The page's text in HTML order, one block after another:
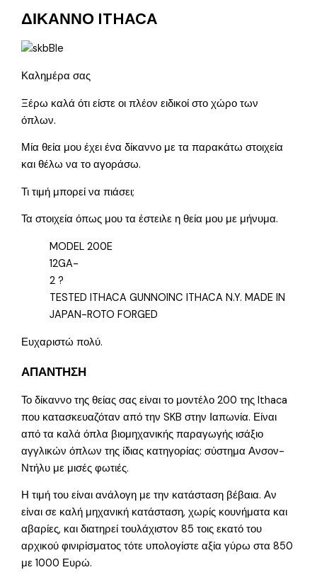
ΔΙΚΑΝΝΟ ITHACA
Καλημέρα σας
Ξέρω καλά ότι είστε οι πλέον ειδικοί στο χώρο των
όπλων.
Μία θεία μου έχει ένα δίκαννο με τα παρακάτω στοιχεία
και θέλω να το αγοράσω.
Τι τιμή μπορεί να πιάσει;
Τα στοιχεία όπως μου τα έστειλε η θεία μου με μήνυμα.
MODEL 200E
12GA-
2 ?
TESTED ITHACA GUNNOINC ITHACA N.Y. MADE IN
JAPAN-ROTO FORGED
Ευχαριστώ πολύ.
ΑΠΑΝΤΗΣΗ
Το δίκαννο της θείας σας είναι το μοντέλο 200 της Ithaca
που κατασκευαζόταν από την SKB στην Ιαπωνία. Είναι
από τα καλά όπλα βιομηχανικής παραγωγής ισάξιο
αγγλικών όπλων της ίδιας κατηγορίας: σύστημα Ανσον-
Ντήλυ με μισές φωτιές.
Η τιμή του είναι ανάλογη με την κατάσταση βέβαια. Αν
είναι σε καλή μηχανική κατάσταση, χωρίς κουνήματα και
αβαρίες, και διατηρεί τουλάχιστον 85 τοις εκατό του
αρχικού φινιρίσματος τότε υπολογίστε αξία γύρω στα 850
με 1000 Ευρώ.